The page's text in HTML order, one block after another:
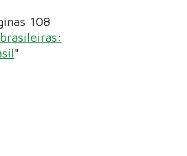
108
"